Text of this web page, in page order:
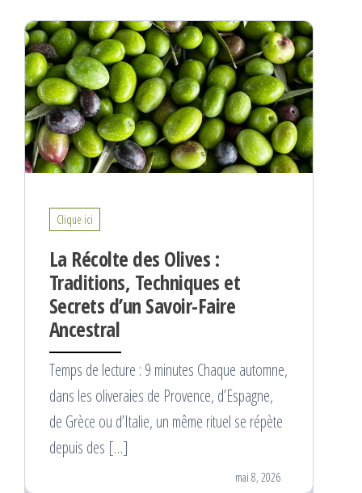
Clique ici
La Récolte des Olives :
Traditions, Techniques et
Secrets d’un Savoir-Faire
Ancestral
Temps de lecture : 9 minutes Chaque automne,
dans les oliveraies de Provence, d’Espagne,
de Grèce ou d’Italie, un même rituel se répète
depuis des […]
mai 8, 2026